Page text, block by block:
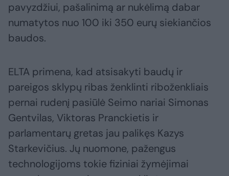
pavyzdžiui, pašalinimą ar nukėlimą dabar
numatytos nuo 100 iki 350 eurų siekiančios
baudos.
ELTA primena, kad atsisakyti baudų ir
pareigos sklypų ribas ženklinti riboženkliais
pernai rudenį pasiūlė Seimo nariai Simonas
Gentvilas, Viktoras Pranckietis ir
parlamentarų gretas jau palikęs Kazys
Starkevičius. Jų nuomone, pažengus
technologijoms tokie fiziniai žymėjimai